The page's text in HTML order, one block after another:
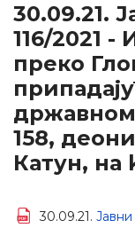
30.09.21.
116/2021 -
преко
државном
158,
Катун, на
30.09.21.